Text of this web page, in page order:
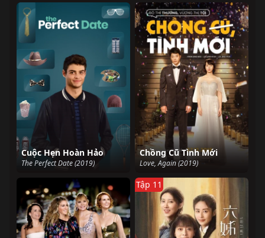
Cuộc Hẹn Hoàn Hảo
The Perfect Date (2019)
Chồng Cũ Tình Mới
Love, Again (2019)
Tập 11